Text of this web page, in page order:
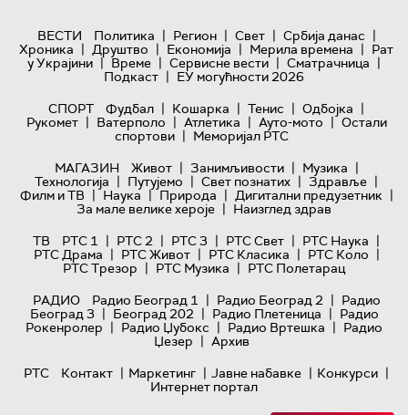
ВЕСТИ Политика | Регион | Свет | Србија данас |
Хроника | Друштво | Економија | Мерила времена | Рат
у Украјини | Време | Сервисне вести | Сматрачница |
Подкаст | ЕУ могућности 2026
СПОРТ
Фудбал | Кошарка | Тенис | Одбојка |
Рукомет | Ватерполо | Атлетика | Ауто-мото | Остали
спортови | Меморијал РТС
МАГАЗИН
Живот | Занимљивости | Музика |
Технологијa | Путујемо | Свет познатих | Здравље |
Филм и ТВ | Наука | Природа | Дигитални предузетник |
За мале велике хероје | Наизглед здрав
ТВ
РТС 1 | РТС 2 | РТС 3 | РТС Свет | РТС Наука |
РТС Драма | РТС Живот | РТС Класика | РТС Коло |
РТС Трезор | РТС Музика | РТС Полетарац
РАДИО
Радио Београд 1 | Радио Београд 2 | Радио
Београд 3 | Београд 202 | Радио Плетеница | Радио
Рокенролер | Радио Џубокс | Радио Вртешка | Радио
Џезер | Архив
РТС
Контакт | Маркетинг | Јавне набавке | Конкурси |
Интернет портал